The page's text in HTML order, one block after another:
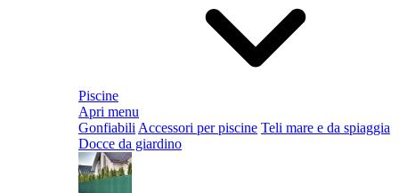
Piscine
Apri menu
Gonfiabili Accessori per piscine Teli mare e da spiaggia
Docce da giardino